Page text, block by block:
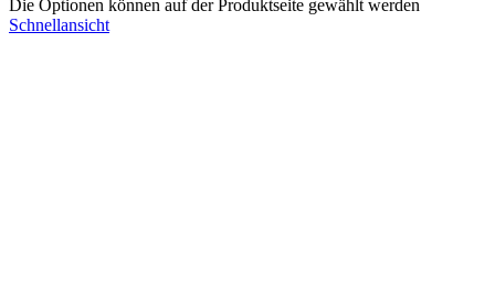
Die Optionen können auf der Produktseite gewählt werden
Schnellansicht